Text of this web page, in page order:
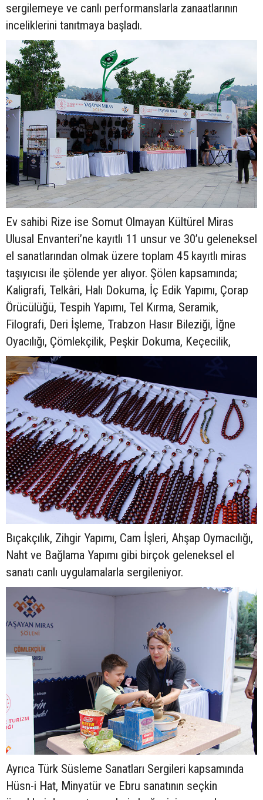
sergilemeye ve canlı performanslarla zanaatlarının
inceliklerini tanıtmaya başladı.
Ev sahibi Rize ise Somut Olmayan Kültürel Miras
Ulusal Envanteri’ne kayıtlı 11 unsur ve 30’u geleneksel
el sanatlarından olmak üzere toplam 45 kayıtlı miras
taşıyıcısı ile şölende yer alıyor. Şölen kapsamında;
Kaligrafi, Telkâri, Halı Dokuma, İç Edik Yapımı, Çorap
Örücülüğü, Tespih Yapımı, Tel Kırma, Seramik,
Filografi, Deri İşleme, Trabzon Hasır Bileziği, İğne
Oyacılığı, Çömlekçilik, Peşkir Dokuma, Keçecilik,
Bıçakçılık, Zihgir Yapımı, Cam İşleri, Ahşap Oymacılığı,
Naht ve Bağlama Yapımı gibi birçok geleneksel el
sanatı canlı uygulamalarla sergileniyor.
Ayrıca Türk Süsleme Sanatları Sergileri kapsamında
Hüsn-i Hat, Minyatür ve Ebru sanatının seçkin